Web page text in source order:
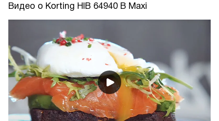
Видео о Korting HIB 64940 B Maxi